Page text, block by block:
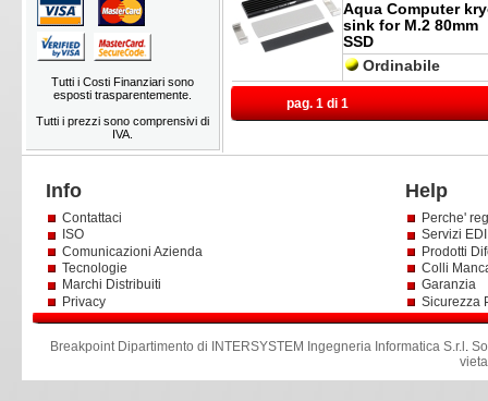
Tutti i Costi Finanziari sono
esposti trasparentemente.
Tutti i prezzi sono comprensivi di
IVA.
Aqua Computer
sink for M.2 80mm
SSD
Ordinabile
pag. 1 di 1
Info Help
Contattaci
ISO
Comunicazioni Azienda
Tecnologie
Marchi Distribuiti
Privacy
Perche'
Servizi
Prodotti
Colli
Garanzia
Sicurezza
Breakpoint Dipartimento di INTERSYSTEM Ingegneria Informatica S.r.l .